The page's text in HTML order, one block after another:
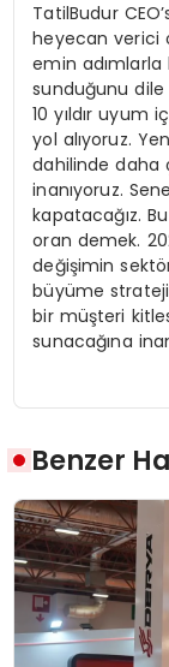
TatilBudur
heyecan verici
emin
sunduğunu dile
10 yıldır uyum
yol alıyoruz.
dahilinde daha
inanıyoruz.
kapatacağız.
oran demek.
değişimin
büyüme
bir müşteri
sunacağına
Benzer